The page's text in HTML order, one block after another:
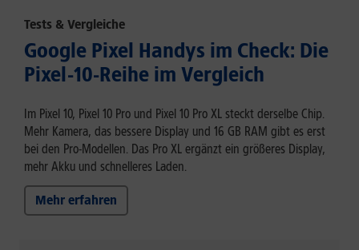
Tests & Vergleiche
Google Pixel Handys im Check: Die
Pixel-10-Reihe im Vergleich
Im Pixel 10, Pixel 10 Pro und Pixel 10 Pro XL steckt derselbe Chip.
Mehr Kamera, das bessere Display und 16 GB RAM gibt es erst
bei den Pro-Modellen. Das Pro XL ergänzt ein größeres Display,
mehr Akku und schnelleres Laden.
Mehr erfahren